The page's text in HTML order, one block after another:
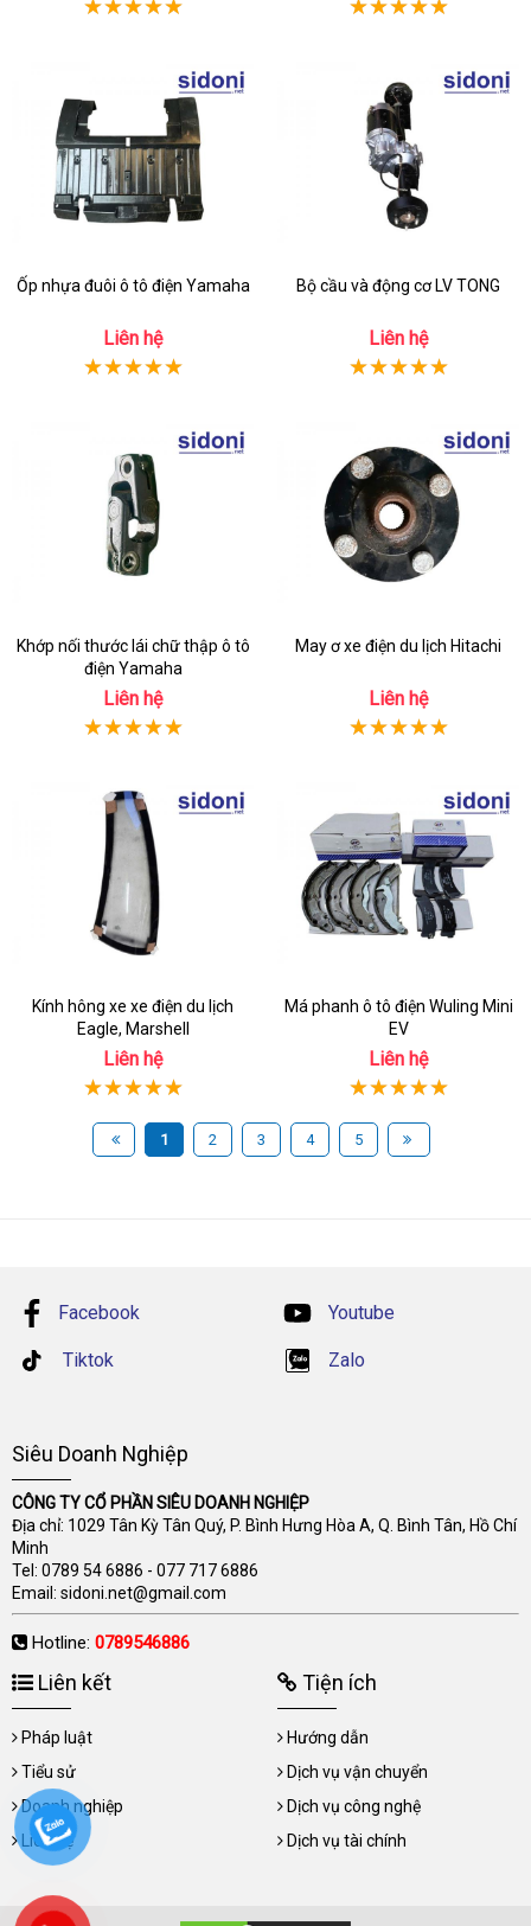
Ốp nhựa đuôi ô tô điện Yamaha
Liên hệ
Bộ cầu và động cơ LV TONG
Liên hệ
Khớp nối thước lái chữ thập ô tô
điện Yamaha
Liên hệ
May ơ xe điện du lịch Hitachi
Liên hệ
Kính hông xe xe điện du lịch
Eagle, Marshell
Liên hệ
Má phanh ô tô điện Wuling Mini
EV
Liên hệ
1 2 3 4 5
Facebook Youtube
Tiktok Zalo
Siêu Doanh Nghiệp
CÔNG TY CỔ PHẦN SIÊU DOANH NGHIỆP
Địa chỉ: 1029 Tân Kỳ Tân Quý, P. Bình Hưng Hòa A, Q. Bình Tân, Hồ Chí
Minh
Tel: 0789 54 6886 - 077 717 6886
Email: sidoni.net@gmail.com
Hotline: 0789546886
Liên kết
Pháp luật
Tiểu sử
Doanh nghiệp
Liên hệ
Tiện ích
Hướng dẫn
Dịch vụ vận chuyển
Dịch vụ công nghệ
Dịch vụ tài chính